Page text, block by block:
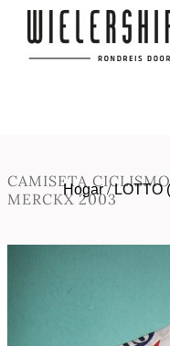
CAMISETA
MERCKX 2003
Hogar/LOTTO